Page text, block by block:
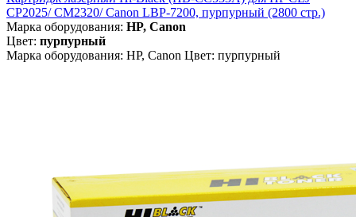
CP2025/ CM2320/ Canon LBP-7200, пурпурный (2800 стр.)
Марка оборудования: HP, Canon
Цвет: пурпурный
Марка оборудования: HP, Canon Цвет: пурпурный